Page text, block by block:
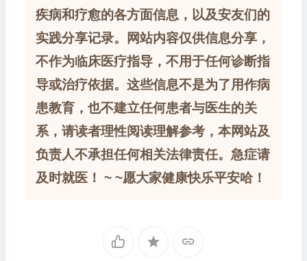
疾病和疗愈的各方面信息，以及安友们的
实践分享记录。网站内容仅供信息分享，
不作为临床医疗指导，不用于任何诊断指
导或治疗依据。这些信息不是为了用作病
患教育，也不建立任何患者与医生的关
系，请读者理性阅读理解参考，本网站及
负责人不承担任何相关法律责任。急症请
及时就医！ ~ ~愿大家健康快乐平安哈！